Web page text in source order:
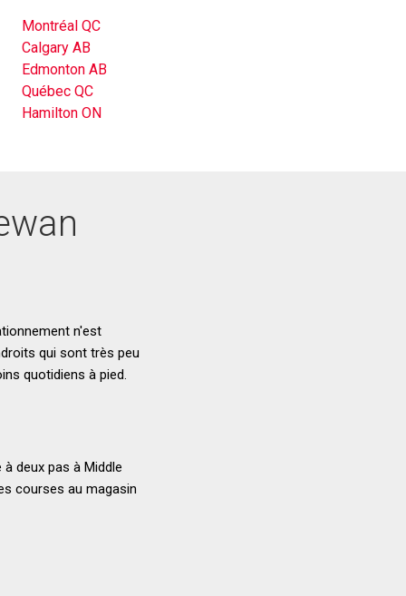
Montréal QC
Calgary AB
Edmonton AB
Québec QC
Hamilton ON
n'est
qui sont très peu
quotidiens à pied.
deux pas à Middle
courses au magasin